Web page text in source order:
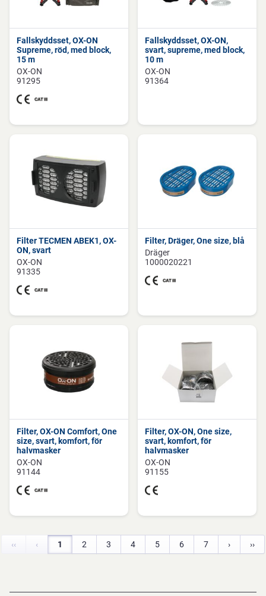
Fallskyddsset, OX-ON
Supreme, röd, med block,
15 m
OX-ON
91295
Fallskyddsset, OX-ON,
svart, supreme, med block,
10 m
OX-ON
91364
Filter TECMEN ABEK1, OX-
ON, svart
OX-ON
91335
Filter, Dräger, One size, blå
Dräger
1000020221
Filter, OX-ON Comfort, One
size, svart, komfort, för
halvmasker
OX-ON
91144
Filter, OX-ON, One size,
svart, komfort, för
halvmasker
OX-ON
91155
‹‹ ‹ 1 2 3 4 5 6 7 › ››